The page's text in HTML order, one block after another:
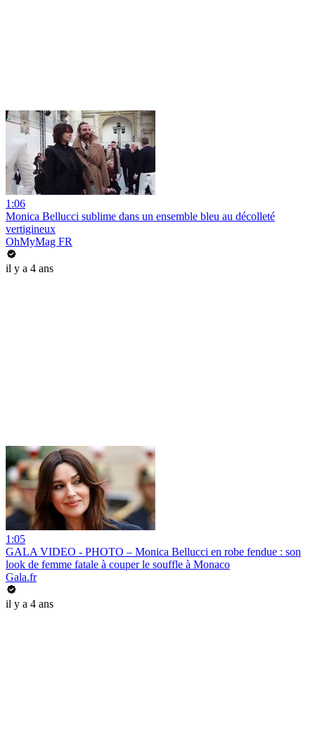
1:06
Monica Bellucci sublime dans un ensemble bleu au décolleté
vertigineux
OhMyMag FR
il y a 4 ans
1:05
GALA VIDEO - PHOTO – Monica Bellucci en robe fendue : son
look de femme fatale à couper le souffle à Monaco
Gala.fr
il y a 4 ans